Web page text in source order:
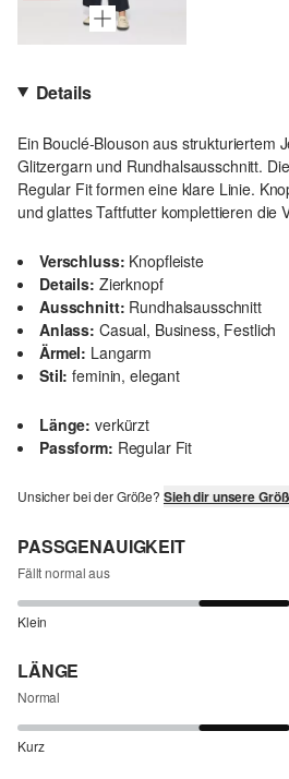
Details
Ein Bouclé-Blouson aus strukturiertem
Glitzergarn und Rundhalsausschnitt.
Regular Fit formen eine klare Linie.
und glattes Taftfutter komplettieren die
Verschluss: Knopfleiste
Details: Zierknopf
Ausschnitt: Rundhalsausschnitt
Anlass: Casual, Business, Festlich
Ärmel: Langarm
Stil: feminin, elegant
Länge: verkürzt
Passform: Regular Fit
Unsicher bei der Größe? Sieh dir unsere
PASSGENAUIGKEIT
Fällt normal aus
Klein
LÄNGE
Normal
Kurz